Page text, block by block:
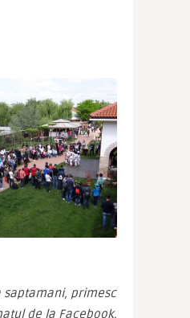
saptamani, primesc
de la Facebook.